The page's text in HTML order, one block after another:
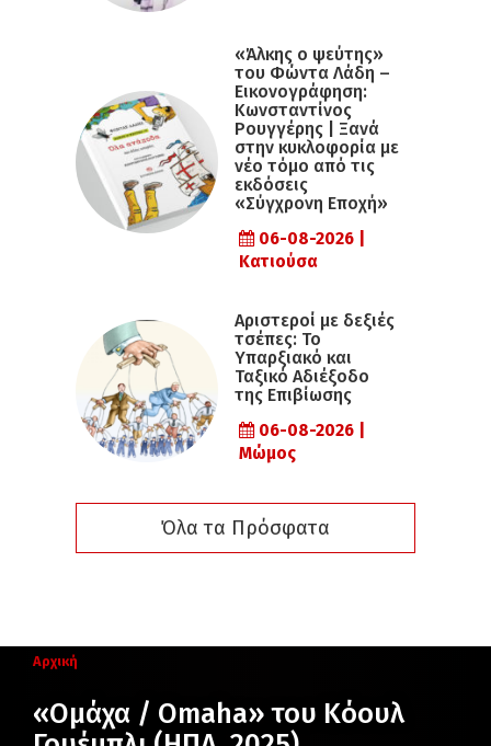
«Άλκης ο ψεύτης»
του Φώντα Λάδη –
Εικονογράφηση:
Κωνσταντίνος
Ρουγγέρης | Ξανά
στην κυκλοφορία με
νέο τόμο από τις
εκδόσεις
«Σύγχρονη Εποχή»
06-08-2026 |
Κατιούσα
Αριστεροί με δεξιές
τσέπες: Το
Υπαρξιακό και
Ταξικό Αδιέξοδο
της Επιβίωσης
06-08-2026 |
Μώμος
Όλα τα Πρόσφατα
Αρχική
«Ομάχα / Omaha» του Κόουλ